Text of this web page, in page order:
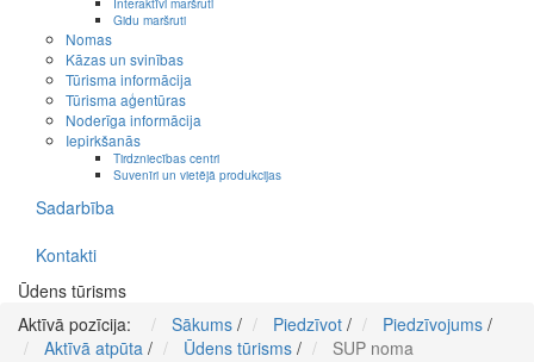
Gidu maršruti
Nomas
Kāzas un svinības
Tūrisma informācija
Tūrisma aģentūras
Noderīga informācija
Iepirkšanās
Tirdzniecības centri
Suvenīri un vietējā produkcijas
Sadarbība
Kontakti
Ūdens tūrisms
Aktīvā pozīcija:
Sākums / Piedzīvot / Piedzīvojums /
Aktīvā atpūta / Ūdens tūrisms / SUP noma